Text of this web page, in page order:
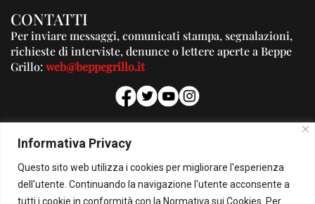
Informativa Privacy
Questo sito web utilizza i cookies per migliorare l'esperienza
dell'utente. Continuando la navigazione l'utente acconsente a
tutti i cookie in conformità con la Normativa sui Cookies. Per
CONTATTI
Per inviare messaggi, comunicati stampa, segnalazioni,
richieste di interviste, denunce o lettere aperte a Beppe
Grillo:web@beppegrillo.it
PUBBLICITA'
Per la tua pubblicità su questo Blog:
pubblicita@beppegrillo.it